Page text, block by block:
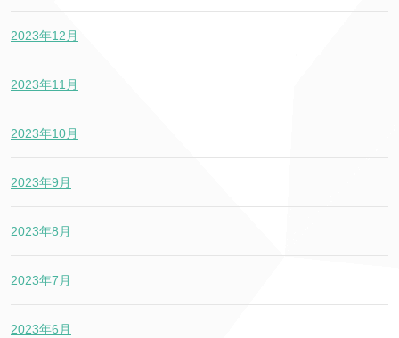
2023年12月
2023年11月
2023年10月
2023年9月
2023年8月
2023年7月
2023年6月